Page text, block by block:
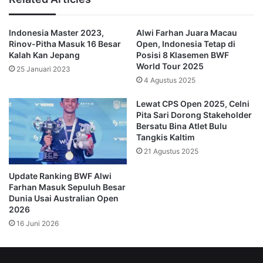
Indonesia Master 2023,
Rinov-Pitha Masuk 16 Besar
Kalah Kan Jepang
25 Januari 2023
Alwi Farhan Juara Macau
Open, Indonesia Tetap di
Posisi 8 Klasemen BWF
World Tour 2025
4 Agustus 2025
Update Ranking BWF Alwi
Farhan Masuk Sepuluh Besar
Dunia Usai Australian Open
2026
16 Juni 2026
Lewat CPS Open 2025, Celni
Pita Sari Dorong Stakeholder
Bersatu Bina Atlet Bulu
Tangkis Kaltim
21 Agustus 2025